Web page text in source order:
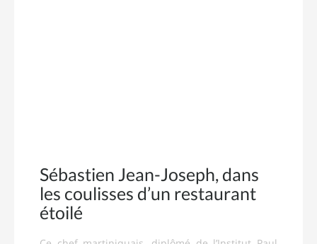
Sébastien Jean-Joseph, dans
les coulisses d’un restaurant
étoilé